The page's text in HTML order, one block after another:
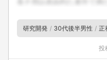
研究開発 30代後半男性 正
投